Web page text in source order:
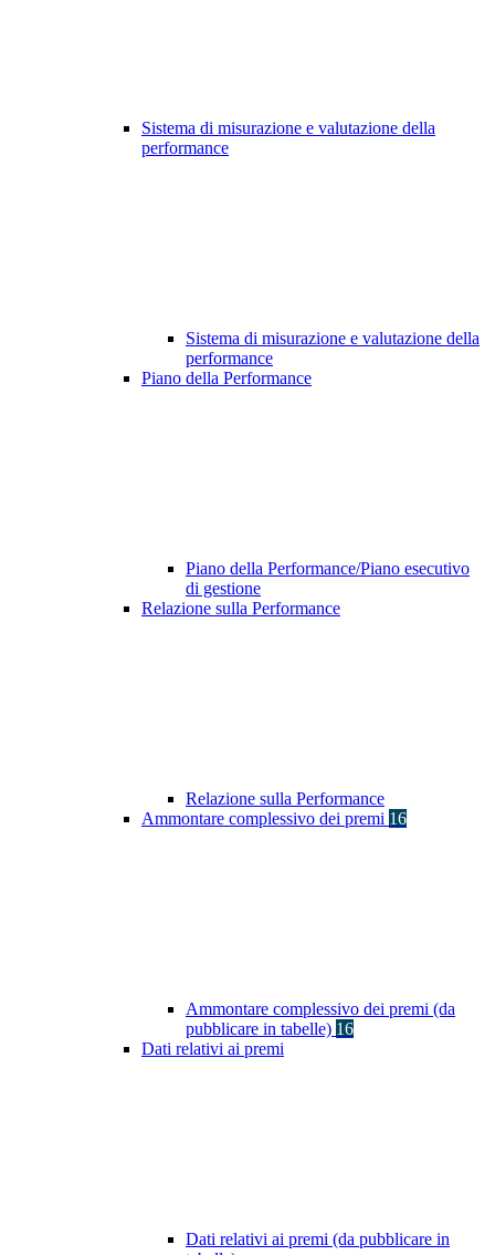
Sistema di misurazione e valutazione della
performance
Sistema di misurazione e valutazione della
performance
Piano della Performance
Piano della Performance/Piano esecutivo
di gestione
Relazione sulla Performance
Relazione sulla Performance
Ammontare complessivo dei premi 16
Ammontare complessivo dei premi (da
pubblicare in tabelle) 16
Dati relativi ai premi
Dati relativi ai premi (da pubblicare in